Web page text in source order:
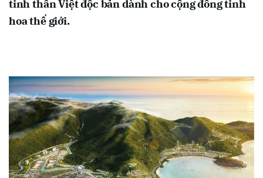
tinh thần Việt độc bản dành cho cộng đồng tinh
hoa thế giới.